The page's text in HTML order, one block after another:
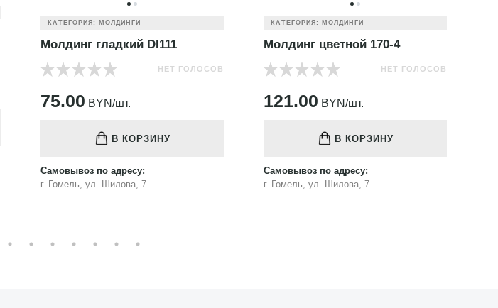
КАТЕГОРИЯ: МОЛДИНГИ
Молдинг гладкий DI111
НЕТ ГОЛОСОВ
75.00 BYN/шт.
В КОРЗИНУ
Самовывоз по адресу:
г. Гомель, ул. Шилова, 7
КАТЕГОРИЯ: МОЛДИНГИ
Молдинг цветной 170-4
НЕТ ГОЛОСОВ
121.00 BYN/шт.
В КОРЗИНУ
Самовывоз по адресу:
г. Гомель, ул. Шилова, 7